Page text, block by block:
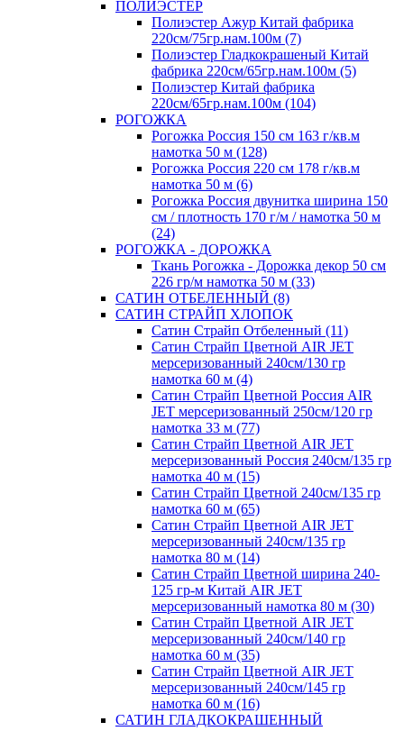
ПОЛИЭСТЕР
Полиэстер Ажур Китай фабрика
220см/75гр.нам.100м (7)
Полиэстер Гладкокрашеный Китай
фабрика 220см/65гр.нам.100м (5)
Полиэстер Китай фабрика
220см/65гр.нам.100м (104)
РОГОЖКА
Рогожка Россия 150 см 163 г/кв.м
намотка 50 м (128)
Рогожка Россия 220 см 178 г/кв.м
намотка 50 м (6)
Рогожка Россия двунитка ширина 150
см / плотность 170 г/м / намотка 50 м
(24)
РОГОЖКА - ДОРОЖКА
Ткань Рогожка - Дорожка декор 50 см
226 гр/м намотка 50 м (33)
САТИН ОТБЕЛЕННЫЙ (8)
САТИН СТРАЙП ХЛОПОК
Сатин Страйп Отбеленный (11)
Сатин Страйп Цветной AIR JET
мерсеризованный 240см/130 гр
намотка 60 м (4)
Сатин Страйп Цветной Россия AIR
JET мерсеризованный 250см/120 гр
намотка 33 м (77)
Сатин Страйп Цветной AIR JET
мерсеризованный Россия 240см/135 гр
намотка 40 м (15)
Сатин Страйп Цветной 240см/135 гр
намотка 60 м (65)
Сатин Страйп Цветной AIR JET
мерсеризованный 240см/135 гр
намотка 80 м (14)
Сатин Страйп Цветной ширина 240-
125 гр-м Китай AIR JET
мерсеризованный намотка 80 м (30)
Сатин Страйп Цветной AIR JET
мерсеризованный 240см/140 гр
намотка 60 м (35)
Сатин Страйп Цветной AIR JET
мерсеризованный 240см/145 гр
намотка 60 м (16)
САТИН ГЛАДКОКРАШЕННЫЙ